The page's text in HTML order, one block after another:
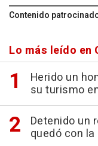
Contenido
Lo más leído en
Herido un
su turismo
Detenido un
quedó con